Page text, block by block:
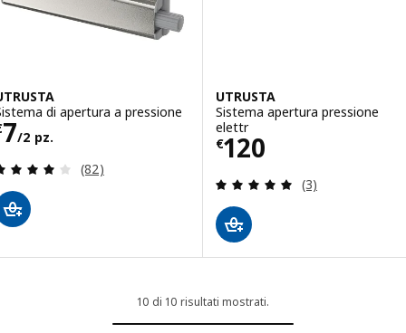
di apertura a pressione
7/2 pz. € 7/2 pz.
Recensione: 4.1 fuori da 5 stelle. Totale
(82)
UTRUSTA
Sistema apertura pressione
elettr
€120
Prezzo € 120
Recensione: 5
(3)
10 di 10 risultati mostrati.